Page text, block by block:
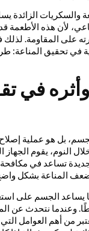
والسكريات الزائدة
لأن هذه الأطعمة
على المقاومة. لذلك
تحقيق المناعة:
في
بل هو عملية
النوم، يقوم الجهاز
جديدة تساعد في
ضعف المناعة بشكل
يساعد الجسم على
وعندما نتحدث عن
من أهم العوامل